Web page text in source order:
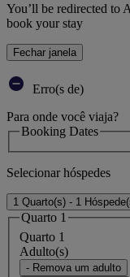
You’ll be redirected to
book your stay
Fechar janela
Erro(s de)
Para onde você viaja?
Booking Dates
Selecionar hóspedes
1 Quarto(s) - 1
Quarto 1
Quarto 1
Adulto(s)
- Remova um adulto